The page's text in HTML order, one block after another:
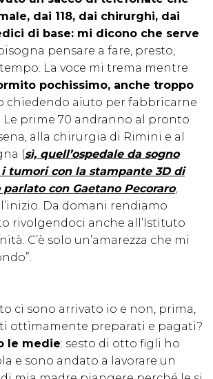
dai 118, dai chirurghi, dai
di base: mi dicono che serve
pensare a fare, presto,
La voce mi trema mentre
pochissimo, anche troppo
chiedendo aiuto per fabbricarne
Le prime 70 andranno al pronto
alla chirurgia di Rimini e al
(sì, quell’ospedale da sogno
tumori con la stampante 3D di
con Gaetano Pecoraro,
Da domani rendiamo
rivolgendoci anche all’Istituto
C’è solo un’amarezza che mi
ci sono arrivato io e non, prima,
ottimamente preparati e pagati?
le medie: sesto di otto figli ho
e sono andato a lavorare un